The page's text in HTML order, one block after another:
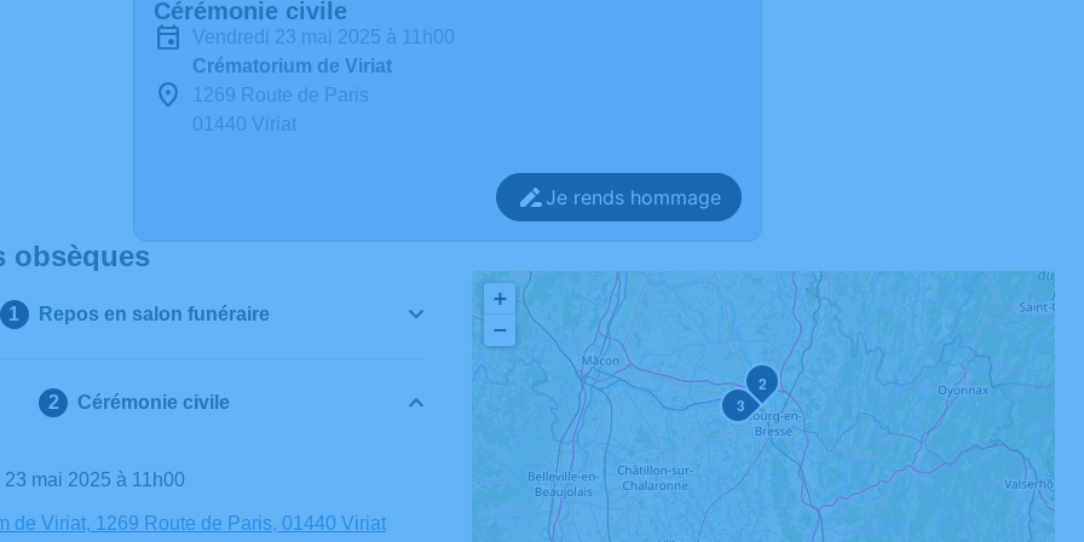
Cérémonie civile
vendredi 23 mai 2025 à 11h00
Crématorium de Viriat
1269 Route de Paris
01440 Viriat
Je rends hommage
obsèques
Repos en salon funéraire
Cérémonie civile
23 mai 2025 à 11h00
de Viriat, 1269 Route de Paris, 01440 Viriat
2
3
+
−